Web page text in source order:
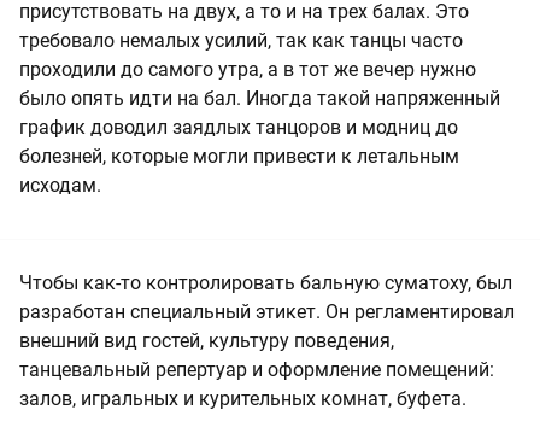
присутствовать на двух, а то и на трех балах. Это
требовало немалых усилий, так как танцы часто
проходили до самого утра, а в тот же вечер нужно
было опять идти на бал. Иногда такой напряженный
график доводил заядлых танцоров и модниц до
болезней, которые могли привести к летальным
исходам.
Чтобы как-то контролировать бальную суматоху, был
разработан специальный этикет. Он регламентировал
внешний вид гостей, культуру поведения,
танцевальный репертуар и оформление помещений:
залов, игральных и курительных комнат, буфета.